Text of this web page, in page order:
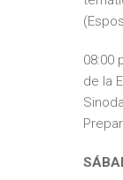
de la